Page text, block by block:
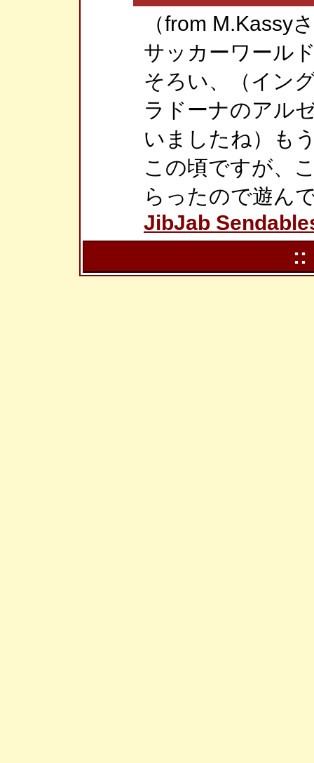
（from M.Kassy
サッカーワール
そろい、（イン
ラドーナのアル
いましたね）も
この頃ですが、
らったので遊ん
JibJab
::